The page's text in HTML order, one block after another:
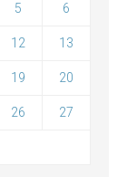
5 6
12 13
19 20
26 27